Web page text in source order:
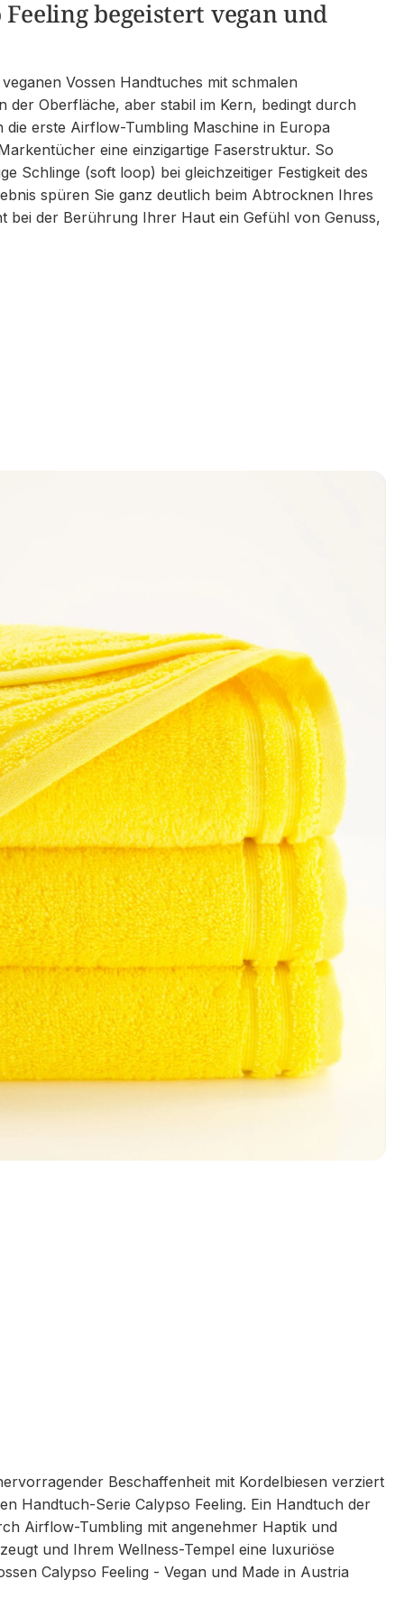
Feeling begeistert vegan und
Vossen Handtuches mit schmalen
der Oberfläche, aber stabil im Kern, bedingt durch
erste Airflow-Tumbling Maschine in Europa
eine einzigartige Faserstruktur. So
Schlinge (soft loop) bei gleichzeitiger Festigkeit des
spüren Sie ganz deutlich beim Abtrocknen Ihres
bei der Berührung Ihrer Haut ein Gefühl von Genuss,
Beschaffenheit mit Kordelbiesen verziert
Handtuch-Serie Calypso Feeling. Ein Handtuch der
Airflow-Tumbling mit angenehmer Haptik und
und Ihrem Wellness-Tempel eine luxuriöse
Calypso Feeling - Vegan und Made in Austria